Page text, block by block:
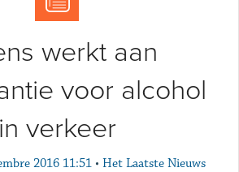
werkt aan
voor alcohol
in verkeer
2016 11:51 • Het Laatste Nieuws